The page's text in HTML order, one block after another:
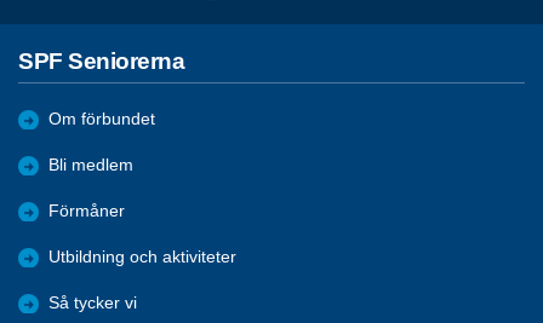
SPF Seniorerna
Om förbundet
Bli medlem
Förmåner
Utbildning och aktiviteter
Så tycker vi